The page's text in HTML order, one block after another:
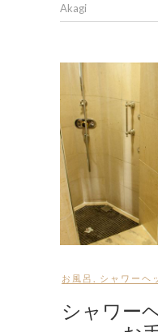
Akagi
お風呂 シャワーヘ
シャワー